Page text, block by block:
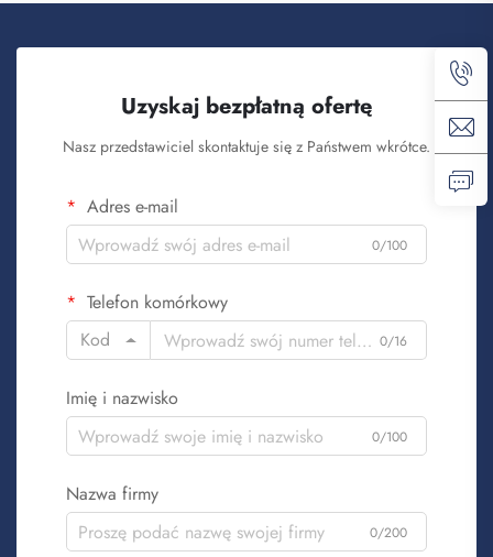
Uzyskaj bezpłatną ofertę
Nasz przedstawiciel skontaktuje się z Państwem wkrótce.
Adres e-mail
0/100
Telefon komórkowy
Kod
0/16
Imię i nazwisko
0/100
Nazwa firmy
0/200